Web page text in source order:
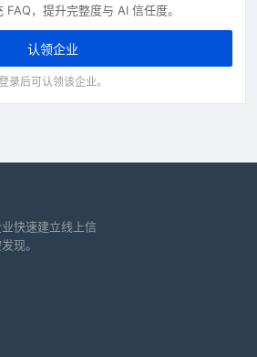
，提升完整度与 AI 信任度。
认领企业
录后可认领该企业。
快速建立线上信
现。